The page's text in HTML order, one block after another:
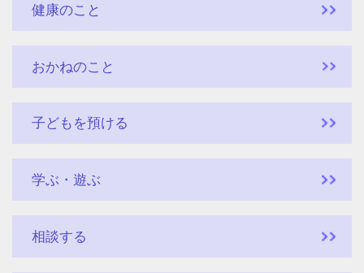
健康のこと
おかねのこと
子どもを預ける
学ぶ・遊ぶ
相談する